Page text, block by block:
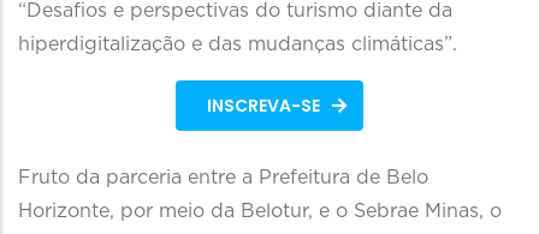
“Desafios e perspectivas do turismo diante da
hiperdigitalização e das mudanças climáticas”.
INSCREVA-SE
Fruto da parceria entre a Prefeitura de Belo
Horizonte, por meio da Belotur, e o Sebrae Minas, o